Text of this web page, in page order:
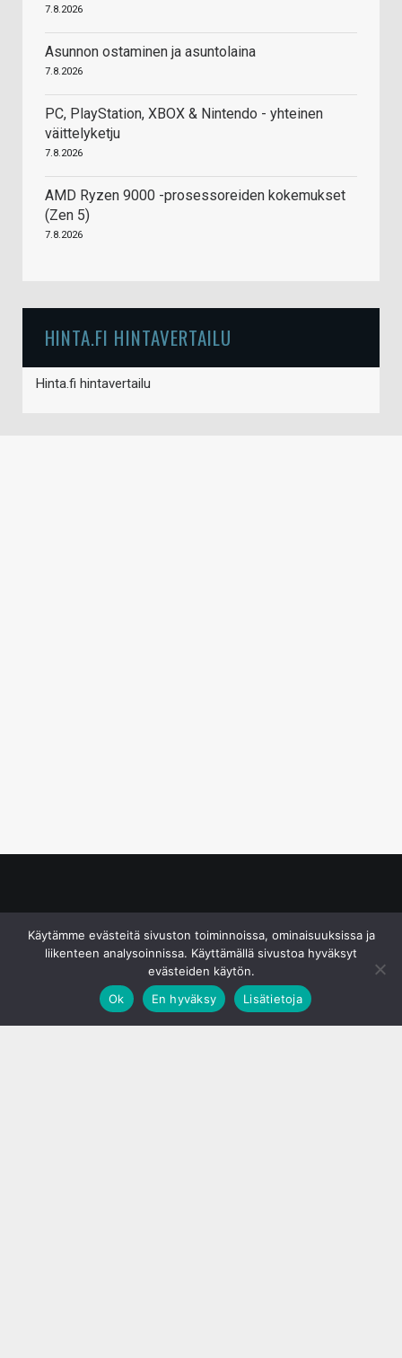
7.8.2026
Asunnon ostaminen ja asuntolaina
7.8.2026
PC, PlayStation, XBOX & Nintendo - yhteinen
väittelyketju
7.8.2026
AMD Ryzen 9000 -prosessoreiden kokemukset
(Zen 5)
7.8.2026
HINTA.FI HINTAVERTAILU
Hinta.fi hintavertailu
Käytämme evästeitä sivuston toiminnoissa, ominaisuuksissa ja
liikenteen analysoinnissa. Käyttämällä sivustoa hyväksyt
evästeiden käytön.
Ok
En hyväksy Lisätietoja